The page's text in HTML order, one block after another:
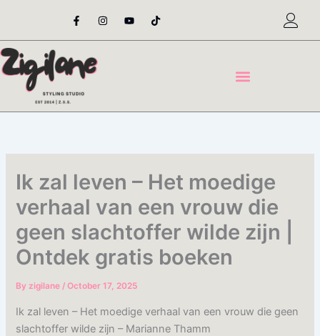
content
F
a
e
o
o
-
I
n
t
Y
o
t
T
i
t
Ik zal leven – Het moedige
verhaal van een vrouw die
geen slachtoffer wilde zijn |
Ontdek gratis boeken
Byzigilane/October 17, 2025
Ik zal leven – Het moedige verhaal van een vrouw die geen
slachtoffer wilde zijn – Marianne Thamm